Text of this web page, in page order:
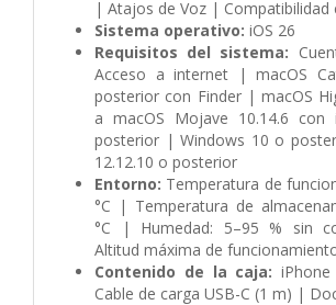
| Atajos de Voz | Compatibilidad
Sistema operativo: iOS 26
Requisitos del sistema:
Acceso a internet | macOS
posterior con Finder | macOS
a macOS Mojave 10.14.6 con
posterior | Windows 10 o
12.12.10 o posterior
Entorno: Temperatura de
°C | Temperatura de
°C | Humedad: 5–95 % sin
Altitud máxima de
Contenido de la caja:
Cable de carga USB-C (1 m) |